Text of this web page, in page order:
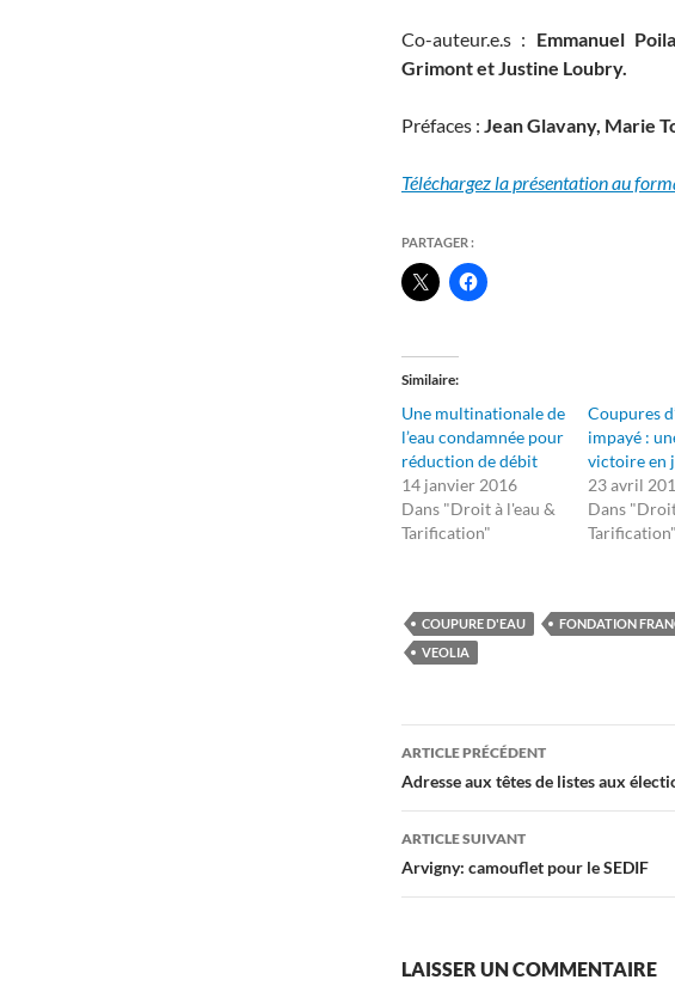
Co-auteur.e.s : Emmanuel
Grimont et Justine Loubry.
Préfaces : Jean Glavany, Marie
Téléchargez la présentation au
PARTAGER :
Similaire
Une multinationale de
l’eau condamnée pour
réduction de débit
14 janvier 2016
Dans "Droit à l'eau &
Tarification"
Coupures
impayé :
victoire en
23 avril
Dans
Tarification"
COUPURE D'EAU FONDATION
VEOLIA
Navigation
des
articles
ARTICLE PRÉCÉDENT
Adresse aux têtes de listes aux
ARTICLE SUIVANT
Arvigny: camouflet pour le SEDIF
LAISSER UN COMMENTAIRE